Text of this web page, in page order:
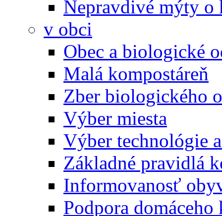
Nepravdivé mýty o
v obci
Obec a biologické
Malá kompostáreň
Zber biologického
Výber miesta
Výber technológie
Základné pravidlá
Informovanosť
Podpora